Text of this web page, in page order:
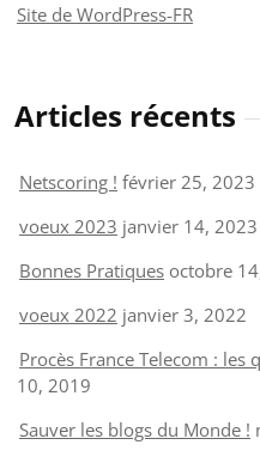
Site de WordPress-FR
Articles récents
Netscoring ! février 25, 2023
voeux 2023 janvier 14, 2023
Bonnes Pratiques octobre
voeux 2022 janvier 3, 2022
Procès France Telecom :
10, 2019
Sauver les blogs du Monde !